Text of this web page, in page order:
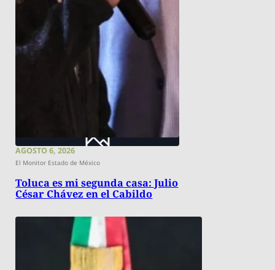
AGOSTO 6, 2026
El Monitor Estado de México
Toluca es mi segunda casa: Julio
César Chávez en el Cabildo